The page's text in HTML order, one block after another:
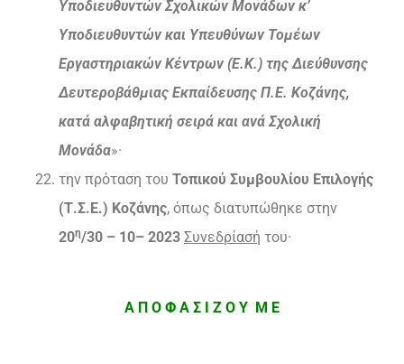
Υποδιευθυντών Σχολικών Μονάδων κ’
Υποδιευθυντών και Υπευθύνων Τομέων
Εργαστηριακών Κέντρων (Ε.Κ.) της Διεύθυνσης
Δευτεροβάθμιας Εκπαίδευσης Π.Ε. Κοζάνης,
κατά αλφαβητική σειρά και ανά Σχολική
Μονάδα»·
την πρόταση του Τοπικού Συμβουλίου Επιλογής
(Τ.Σ.Ε.) Κοζάνης, όπως διατυπώθηκε στην
20η/30 – 10– 2023 Συνεδρίασή του·
Α Π Ο Φ Α Σ Ι Ζ Ο Υ Μ Ε